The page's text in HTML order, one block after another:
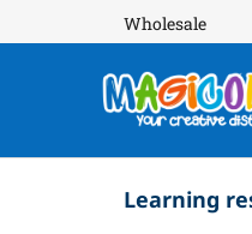
to
Wholesale
Learning